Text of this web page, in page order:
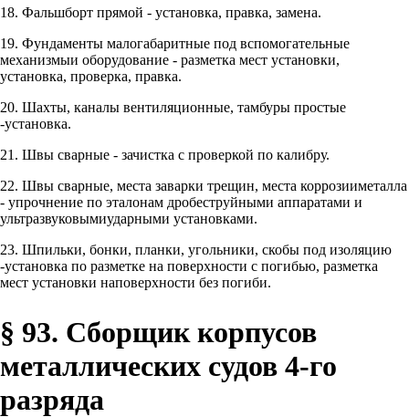
18. Фальшборт прямой - установка, правка, замена.
19. Фундаменты малогабаритные под вспомогательные
механизмыи оборудование - разметка мест установки,
установка, проверка, правка.
20. Шахты, каналы вентиляционные, тамбуры простые
-установка.
21. Швы сварные - зачистка с проверкой по калибру.
22. Швы сварные, места заварки трещин, места коррозииметалла
- упрочнение по эталонам дробеструйными аппаратами и
ультразвуковымиударными установками.
23. Шпильки, бонки, планки, угольники, скобы под изоляцию
-установка по разметке на поверхности с погибью, разметка
мест установки наповерхности без погиби.
§ 93. Сборщик корпусов
металлических судов 4-го
разряда